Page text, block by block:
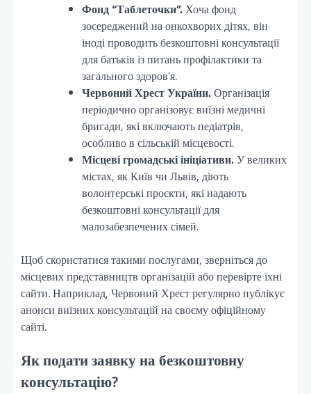
Фонд “Таблеточки”.Хоча фонд
зосереджений на онкохворих дітях, він
іноді проводить безкоштовні консультації
для батьків із питань профілактики та
загального здоров’я.
Червоний Хрест України.Організація
періодично організовує виїзні медичні
бригади, які включають педіатрів,
особливо в сільській місцевості.
Місцеві громадські ініціативи.У великих
містах, як Київ чи Львів, діють
волонтерські проєкти, які надають
безкоштовні консультації для
малозабезпечених сімей.
Щоб скористатися такими послугами, зверніться до
місцевих представництв організацій або перевірте їхні
сайти. Наприклад, Червоний Хрест регулярно публікує
анонси виїзних консультацій на своєму офіційному
сайті.
Як подати заявку на безкоштовну
консультацію?